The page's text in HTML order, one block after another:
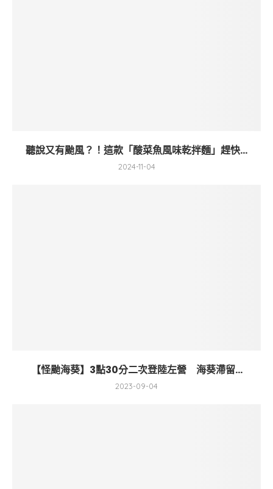
聽說又有颱風？！這款「酸菜魚風味乾拌麵」趕快...
2024-11-04
【怪颱海葵】3點30分二次登陸左營 海葵滯留...
2023-09-04